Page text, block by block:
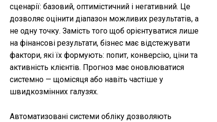
сценарії: базовий, оптимістичний і негативний. Це
дозволяє оцінити діапазон можливих результатів, а
не одну точку. Замість того щоб орієнтуватися лише
на фінансові результати, бізнес має відстежувати
фактори, які їх формують: попит, конверсію, ціни та
активність клієнтів. Прогноз має оновлюватися
системно — щомісяця або навіть частіше у
швидкозмінних галузях.
Автоматизовані системи обліку дозволяють